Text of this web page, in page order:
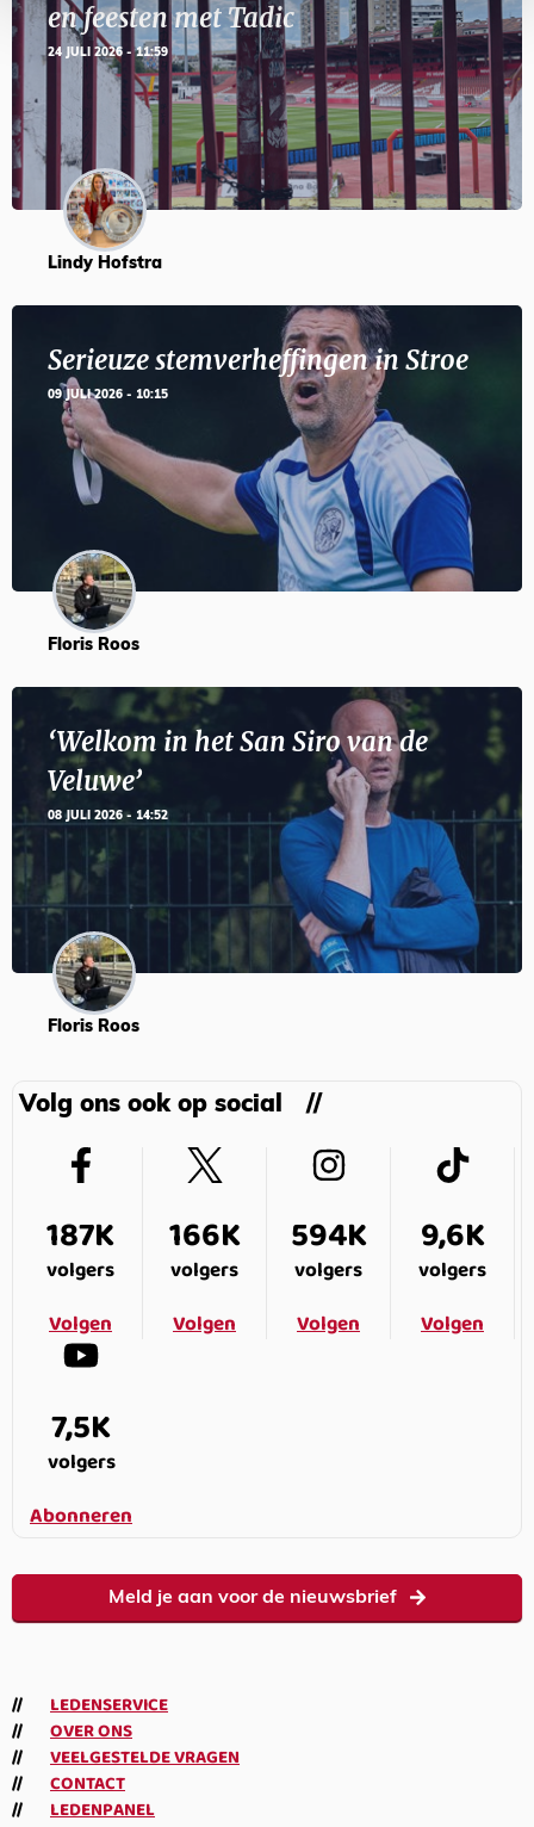
en feesten met Tadic
24 JULI 2026 - 11:59
Lindy Hofstra
Serieuze stemverheffingen in Stroe
09 JULI 2026 - 10:15
Floris Roos
‘Welkom in het San Siro van de
Veluwe’
08 JULI 2026 - 14:52
Floris Roos
Volg ons ook op social
187K
volgers
Volgen
166K
volgers
Volgen
594K
volgers
Volgen
9,6K
volgers
Volgen
7,5K
volgers
Abonneren
Meld je aan voor de nieuwsbrief
LEDENSERVICE
OVER ONS
VEELGESTELDE VRAGEN
CONTACT
LEDENPANEL